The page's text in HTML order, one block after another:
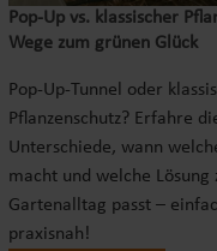
Pop‑Up vs. klassischer
Wege zum grünen Glück
Pop-Up-Tunnel oder
Pflanzenschutz? Erfahre
Unterschiede, wann
macht und welche Lösung
Gartenalltag passt –
praxisnah!